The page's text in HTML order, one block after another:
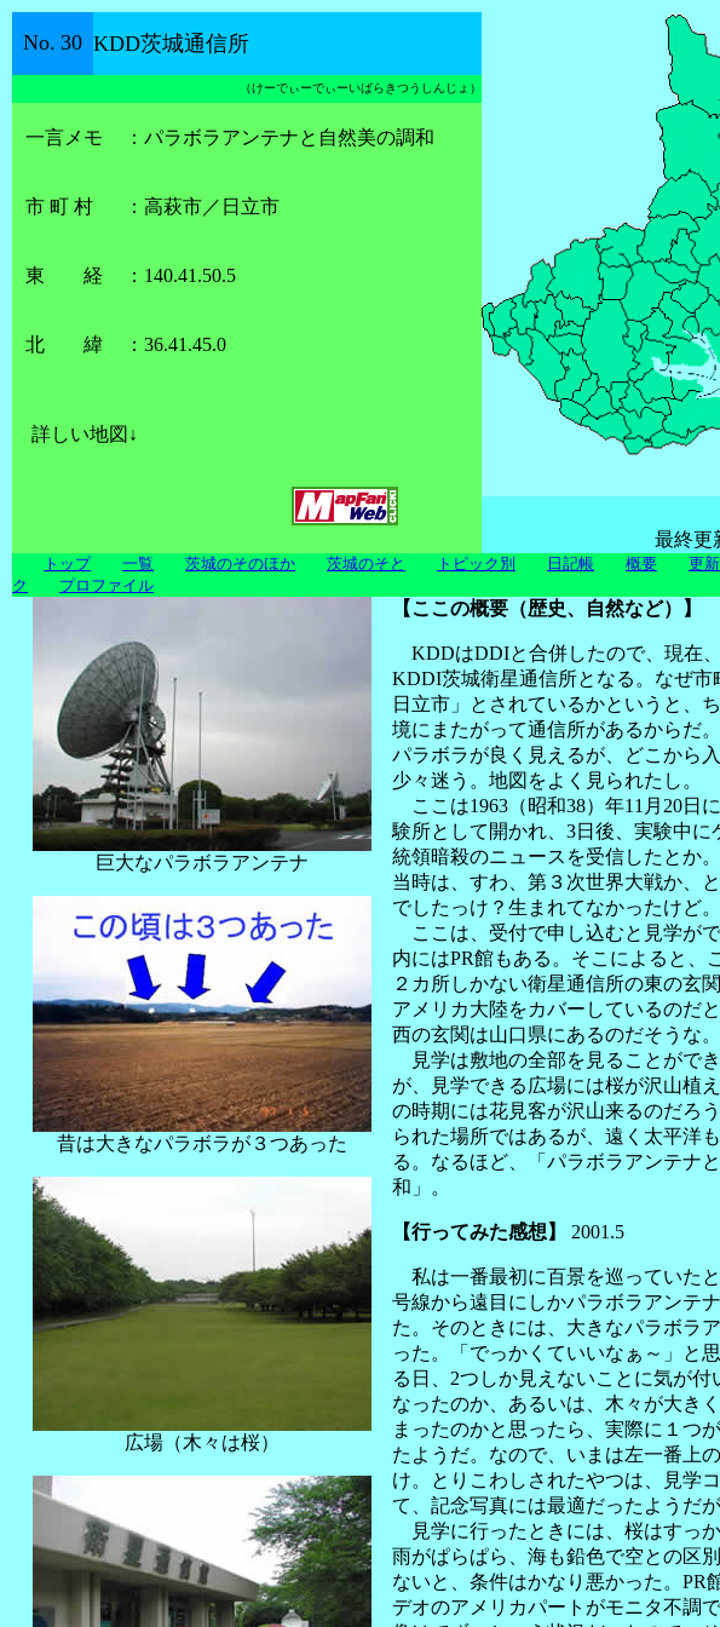
No. 30 KDD茨城通信所
（けーでぃーでぃーいばらきつうしんじょ ）
一言メモ ： パラボラアンテナと自然美の調和
市 町 村 ： 高萩市／日立市
東 経 ： 140.41.50.5
北 緯 ： 36.41.45.0
詳しい地図↓
最終更
トップ 一覧 茨城のそのほか 茨城のそと トピック別 日記帳 概要 更
ク
プロファイル
巨大なパラボラアンテナ
昔は大きなパラボラが３つあった
広場（木々は桜）
【ここの概要（歴史、自然など）】
KDDはDDIと合併したので、現在、
KDDI茨城衛星通信所となる。なぜ市
日立市」とされているかというと、
境にまたがって通信所があるからだ
パラボラが良く見えるが、どこから
少々迷う。地図をよく見られたし。
ここは1963（昭和38）年11月20日
験所として開かれ、3日後、実験中に
統領暗殺のニュースを受信したとか
当時は、すわ、第３次世界大戦か、
でしたっけ？生まれてなかったけど。
ここは、受付で申し込むと見学が
内にはPR館もある。そこによると、
２カ所しかない衛星通信所の東の玄
アメリカ大陸をカバーしているのだ
西の玄関は山口県にあるのだそうな。
見学は敷地の全部を見ることがで
が、見学できる広場には桜が沢山植
の時期には花見客が沢山来るのだろ
られた場所ではあるが、遠く太平洋
る。なるほど、「 パラボラアンテナ
和 」。
【行ってみた感想】 2001.5
私は一番最初に百景を巡っていた
号線から遠目にしかパラボラアンテ
た。そのときには、大きなパラボラ
った。「でっかくていいなぁ～」と
る日、2つしか見えないことに気が付
なったのか、あるいは、木々が大き
まったのかと思ったら、実際に１つ
たようだ。なので、いまは左一番上
け。とりこわしされたやつは、見学
て、記念写真には最適だったようだ
見学に行ったときには、桜はすっ
雨がぱらぱら、海も鉛色で空との区
ないと、条件はかなり悪かった。PR
デオのアメリカパートがモニタ不調